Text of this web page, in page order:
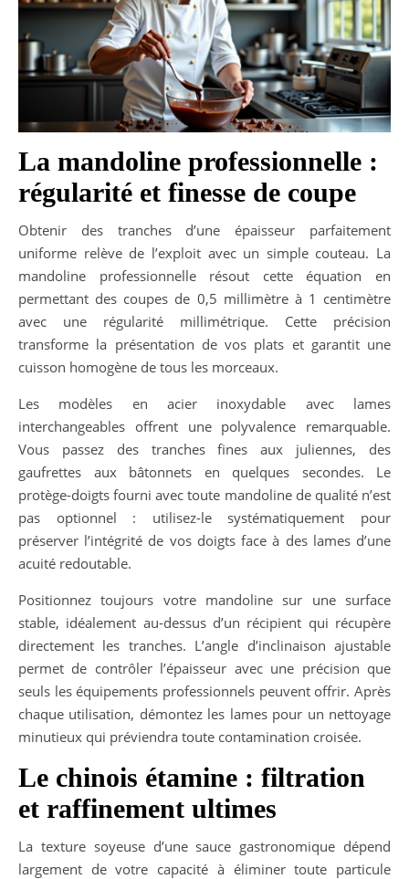
La mandoline professionnelle :
régularité et finesse de coupe
Obtenir des tranches d’une épaisseur parfaitement
uniforme relève de l’exploit avec un simple couteau. La
mandoline professionnelle résout cette équation en
permettant des coupes de 0,5 millimètre à 1 centimètre
avec une régularité millimétrique. Cette précision
transforme la présentation de vos plats et garantit une
cuisson homogène de tous les morceaux.
Les modèles en acier inoxydable avec lames
interchangeables offrent une polyvalence remarquable.
Vous passez des tranches fines aux juliennes, des
gaufrettes aux bâtonnets en quelques secondes. Le
protège-doigts fourni avec toute mandoline de qualité n’est
pas optionnel : utilisez-le systématiquement pour
préserver l’intégrité de vos doigts face à des lames d’une
acuité redoutable.
Positionnez toujours votre mandoline sur une surface
stable, idéalement au-dessus d’un récipient qui récupère
directement les tranches. L’angle d’inclinaison ajustable
permet de contrôler l’épaisseur avec une précision que
seuls les équipements professionnels peuvent offrir. Après
chaque utilisation, démontez les lames pour un nettoyage
minutieux qui préviendra toute contamination croisée.
Le chinois étamine : filtration
et raffinement ultimes
La texture soyeuse d’une sauce gastronomique dépend
largement de votre capacité à éliminer toute particule